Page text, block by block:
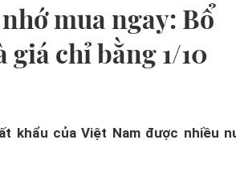
mua ngay: Bổ
giá chỉ bằng 1/10
khẩu của Việt Nam được nhiều